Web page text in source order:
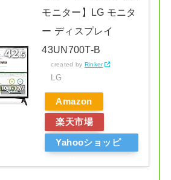
モニター】LG モニタ
ー ディスプレイ
43UN700T-B
created by Rinker
LG
Amazon
楽天市場
Yahooショッピ